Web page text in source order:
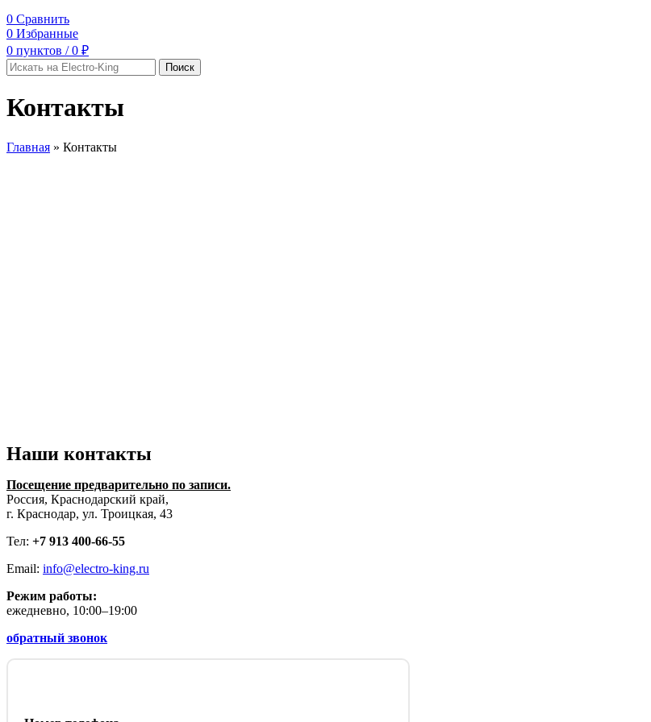
0 Сравнить
0 Избранные
0 пунктов / 0 ₽
Поиск
Контакты
Главная » Контакты
Наши контакты
Посещение предварительно по записи.
Россия, Краснодарский край,
г. Краснодар, ул. Троицкая, 43
Тел: +7 913 400-66-55
Email: info@electro-king.ru
Режим работы:
ежедневно, 10:00–19:00
обратный звонок